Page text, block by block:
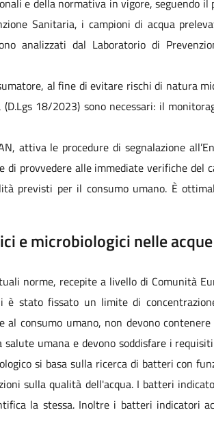
Sanitaria, i campioni di acqua
analizzati dal Laboratorio di
al fine di evitare rischi di natura
18/2023) sono necessari: il
le procedure di segnalazione
di provvedere alle immediate verifiche
previsti per il consumo umano. È
e microbiologici nelle
norme, recepite a livello di Comunità
è stato fissato un limite di
al consumo umano, non devono
umana e devono soddisfare i
si basa sulla ricerca di batteri con
sulla qualità dell'acqua. I batteri
la stessa. Inoltre i batteri indicatori